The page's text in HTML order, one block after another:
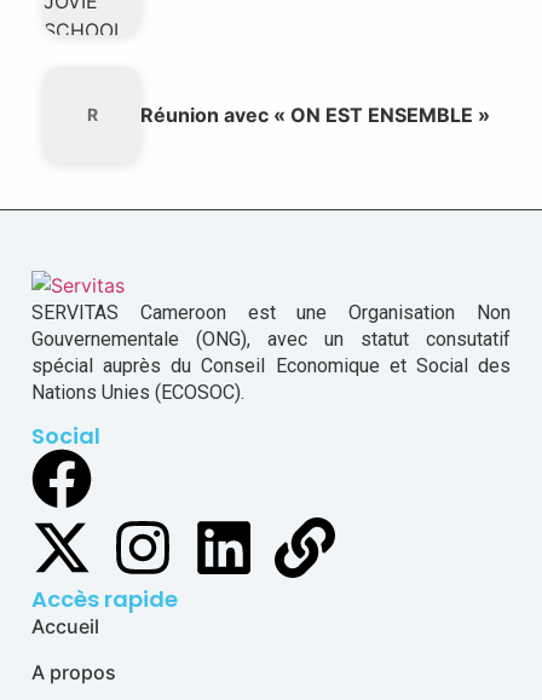
R Réunion avec « ON EST ENSEMBLE »
SERVITAS Cameroon est une Organisation Non
Gouvernementale (ONG), avec un statut consutatif
spécial auprès du Conseil Economique et Social des
Nations Unies (ECOSOC).
Social
Accès rapide
Accueil
A propos